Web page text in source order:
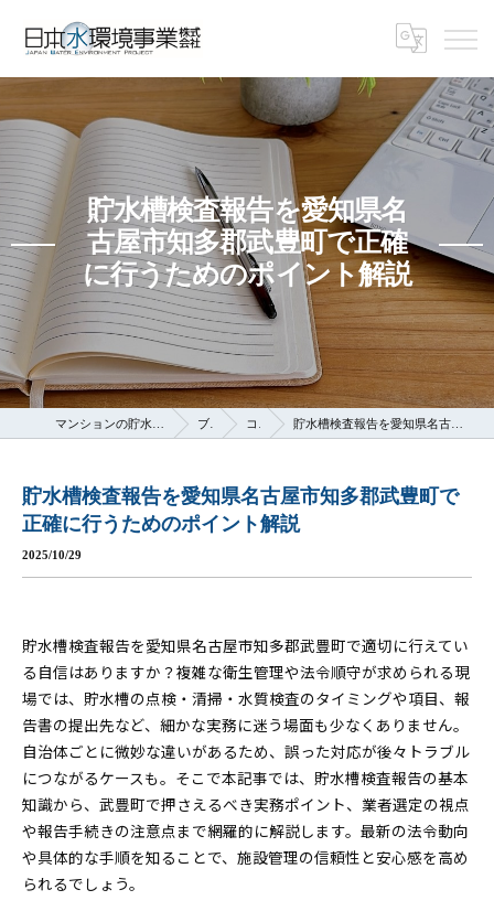
貯水槽検査報告を愛知県名
古屋市知多郡武豊町で正確
に行うためのポイント解説
ブログ コラム 貯水槽検査報告を愛知県名古屋市知多郡武豊町で正確に行うためのポイント解説
貯水槽検査報告を愛知県名古屋市知多郡武豊町で
正確に行うためのポイント解説
2025/10/29
貯水槽検査報告を愛知県名古屋市知多郡武豊町で適切に行えてい
る自信はありますか？複雑な衛生管理や法令順守が求められる現
場では、貯水槽の点検・清掃・水質検査のタイミングや項目、報
告書の提出先など、細かな実務に迷う場面も少なくありません。
自治体ごとに微妙な違いがあるため、誤った対応が後々トラブル
につながるケースも。そこで本記事では、貯水槽検査報告の基本
知識から、武豊町で押さえるべき実務ポイント、業者選定の視点
や報告手続きの注意点まで網羅的に解説します。最新の法令動向
や具体的な手順を知ることで、施設管理の信頼性と安心感を高め
られるでしょう。